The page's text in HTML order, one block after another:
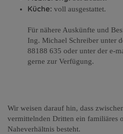
Küche: voll ausgestattet.
Für nähere Auskünfte und
Ing. Michael Schreiber unter
88188 635 oder unter der e-
gerne zur Verfügung.
Wir weisen darauf hin, dass
vermittelnden Dritten ein familiäres
Naheverhältnis besteht.